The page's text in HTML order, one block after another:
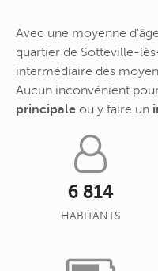
Avec une moyenne
quartier de Sotteville-
intermédiaire des
Aucun inconvénient
principale ou y faire un
6 814
HABITANTS